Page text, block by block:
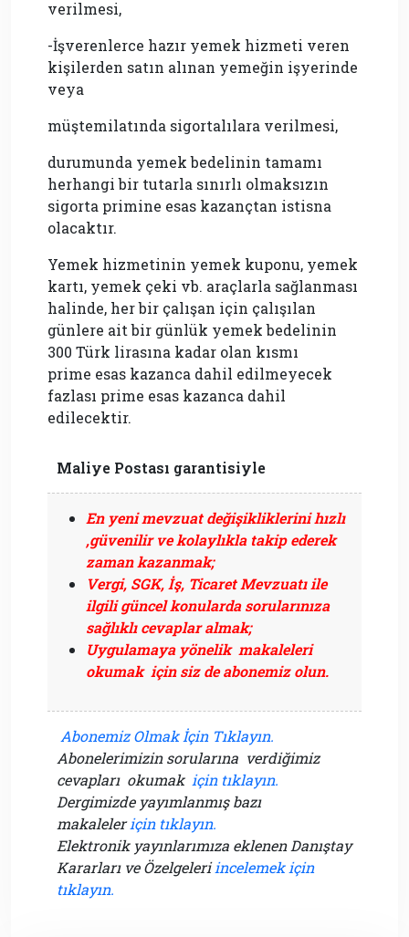
verilmesi,
-İşverenlerce hazır yemek hizmeti veren
kişilerden satın alınan yemeğin işyerinde
veya
müştemilatında sigortalılara verilmesi,
durumunda yemek bedelinin tamamı
herhangi bir tutarla sınırlı olmaksızın
sigorta primine esas kazançtan istisna
olacaktır.
Yemek hizmetinin yemek kuponu, yemek
kartı, yemek çeki vb. araçlarla sağlanması
halinde, her bir çalışan için çalışılan
günlere ait bir günlük yemek bedelinin
300 Türk lirasına kadar olan kısmı
prime esas kazanca dahil edilmeyecek
fazlası prime esas kazanca dahil
edilecektir.
Maliye Postası garantisiyle
En yeni mevzuat değişikliklerini hızlı
,güvenilir ve kolaylıkla takip ederek
zaman kazanmak;
Vergi, SGK, İş, Ticaret Mevzuatı ile
ilgili güncel konularda sorularınıza
sağlıklı cevaplar almak;
Uygulamaya yönelik makaleleri
okumak için siz de abonemiz olun.
Abonemiz Olmak İçin Tıklayın.
Abonelerimizin sorularına verdiğimiz
cevapları okumak için tıklayın.
Dergimizde yayımlanmış bazı
makaleleriçin tıklayın.
Elektronik yayınlarımıza eklenen Danıştay
Kararları ve Özelgeleriincelemek için
tıklayın.